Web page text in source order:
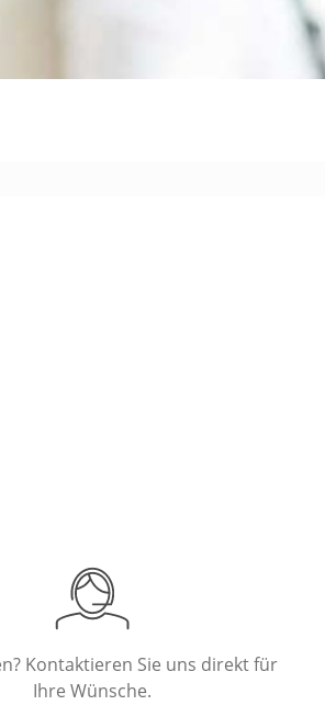
Kontaktieren Sie uns direkt für
Ihre Wünsche.